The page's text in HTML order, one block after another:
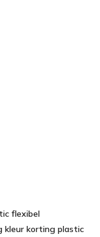
flexibel
kleur korting plastic